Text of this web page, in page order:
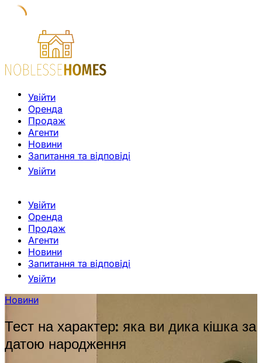
Увійти
Оренда
Продаж
Агенти
Новини
Запитання та відповіді
Увійти
Увійти
Оренда
Продаж
Агенти
Новини
Запитання та відповіді
Увійти
Новини
Тест на характер: яка ви дика кішка за
датою народження